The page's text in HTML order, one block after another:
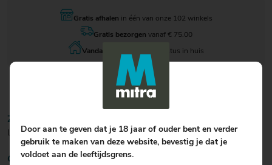
Gratis afhalen in één van onze 102 winkels
Gratis bezorgen vanaf € 75.00
Vandaag besteld , 11 augustus in huis
ZICHT/KLEUR
Levendig zwart.
GEUR
Door aan te geven dat je 18 jaar of ouder bent en verder
gebruik te maken van deze website, bevestig je dat je
voldoet aan de leeftijdsgrens.